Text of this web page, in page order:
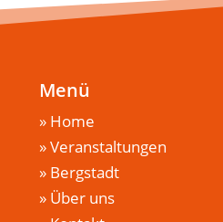
Menü
» Home
»Veranstaltungen
» Bergstadt
» Über uns